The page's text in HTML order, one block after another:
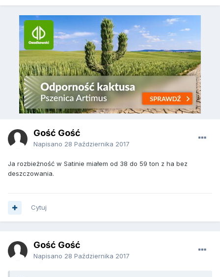
Gość Gość
Napisano 28 Października 2017
Ja rozbieżność w Satinie miałem od 38 do 59 ton z ha bez
deszczowania.
Cytuj
Gość Gość
Napisano 28 Października 2017